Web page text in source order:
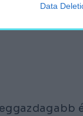
Data
ismert a
vagy a